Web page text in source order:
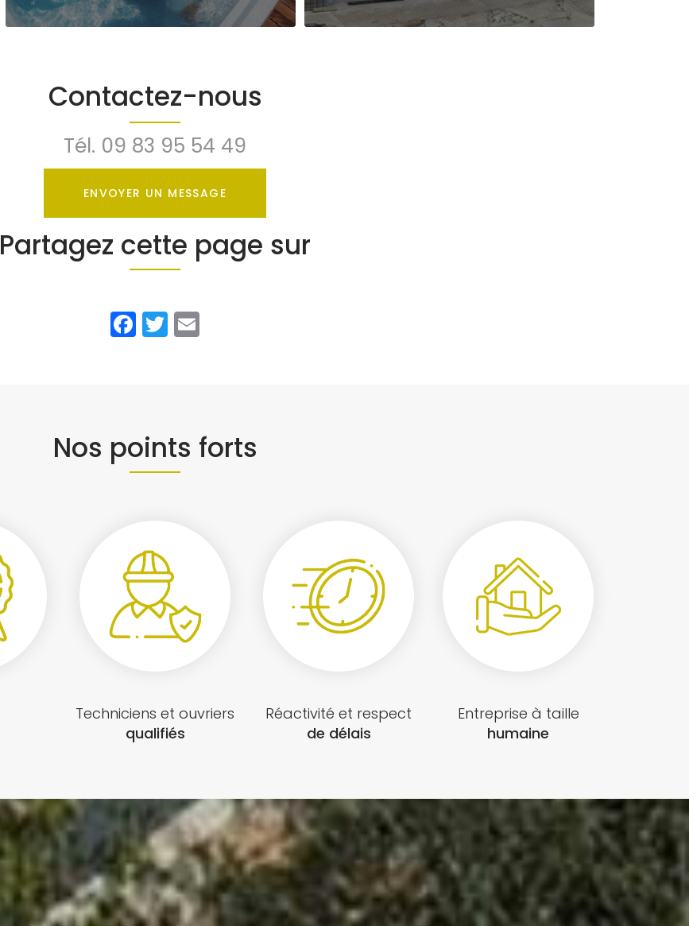
Contactez-nous
Tél. 09 83 95 54 49
ENVOYER UN MESSAGE
Partagez cette page sur
Facebook
Twitter
Nos points forts
Techniciens et ouvriers
qualifiés
Réactivité et respect
de délais
Entreprise à taille
humaine